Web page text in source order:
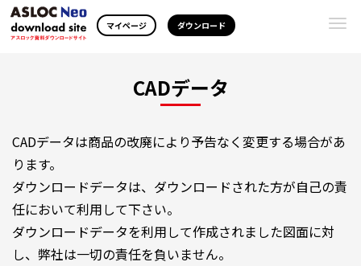
マイページ ダウンロード
CADデータ
CADデータは商品の改廃により予告なく変更する場合があ
ります。
ダウンロードデータは、ダウンロードされた方が自己の責
任において利用して下さい。
ダウンロードデータを利用して作成されました図面に対
し、弊社は一切の責任を負いません。